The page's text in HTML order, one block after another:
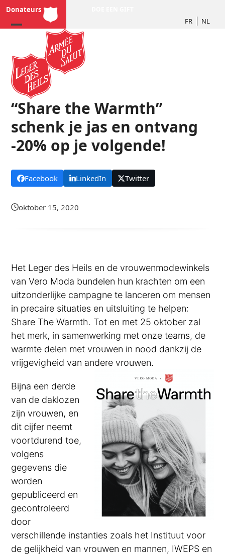
Skip
content
FR NL
Donateurs
“Share the Warmth”
schenk je jas en ontvang
-20% op je volgende!
Facebook LinkedIn Twitter
oktober 15, 2020
Het Leger des Heils en de vrouwenmodewinkels
van Vero Moda bundelen hun krachten om een
uitzonderlijke campagne te lanceren om mensen
in precaire situaties en uitsluiting te helpen:
Share The Warmth. Tot en met 25 oktober zal
het merk, in samenwerking met onze teams, de
warmte delen met vrouwen in nood dankzij de
vrijgevigheid van andere vrouwen.
Bijna een derde
van de daklozen
zijn vrouwen, en
dit cijfer neemt
voortdurend toe,
volgens
gegevens die
worden
gepubliceerd en
gecontroleerd
door
verschillende instanties zoals het Instituut voor
de gelijkheid van vrouwen en mannen, IWEPS en